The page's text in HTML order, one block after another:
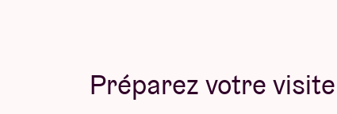
Préparez votre visite